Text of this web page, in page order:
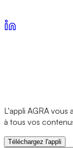
L'appli AGRA
à tous vos
Téléchargez l'appli